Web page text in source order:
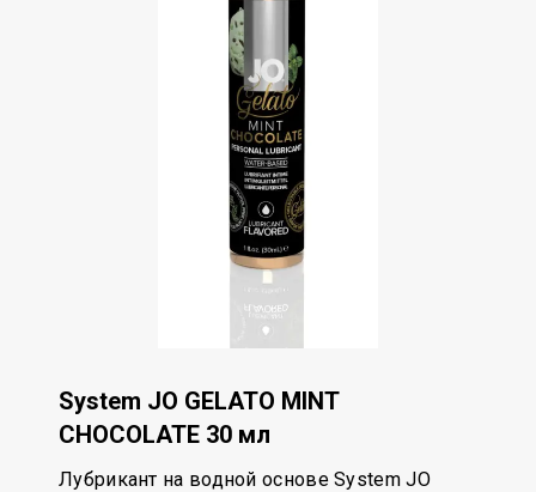
System JO GELATO MINT
CHOCOLATE 30 мл
Лубрикант на водной основе System JO